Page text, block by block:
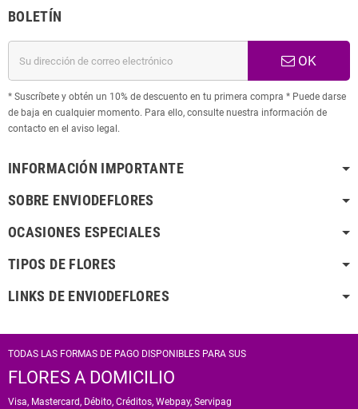
BOLETÍN
OK
* Suscríbete y obtén un 10% de descuento en tu primera compra * Puede darse
de baja en cualquier momento. Para ello, consulte nuestra información de
contacto en el aviso legal.
INFORMACIÓN IMPORTANTE
SOBRE ENVIODEFLORES
OCASIONES ESPECIALES
TIPOS DE FLORES
LINKS DE ENVIODEFLORES
TODAS LAS FORMAS DE PAGO DISPONIBLES PARA SUS
FLORES A DOMICILIO
Visa, Mastercard, Débito, Créditos, Webpay, Servipag